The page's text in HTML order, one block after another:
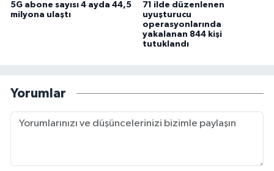
5G abone sayısı 4 ayda 44,5
milyona ulaştı
71 ilde düzenlenen
uyuşturucu
operasyonlarında
yakalanan 844 kişi
tutuklandı
Yorumlar